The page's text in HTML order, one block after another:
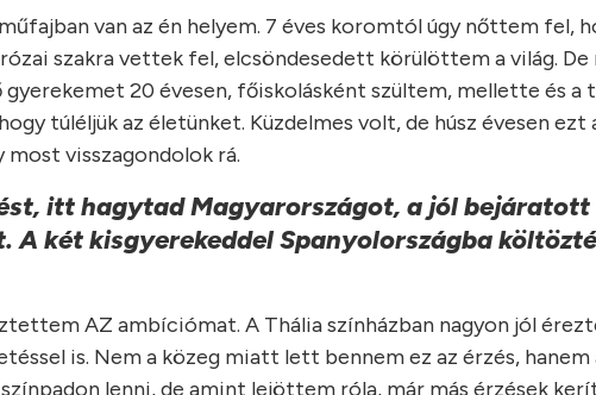
van az én helyem. 7 éves koromtól úgy nőttem fel,
szakra vettek fel, elcsöndesedett körülöttem a világ. De
20 évesen, főiskolásként szültem, mellette és a
túléljük az életünket. Küzdelmes volt, de húsz évesen ezt
visszagondolok rá.
itt hagytad Magyarországot, a jól bejáratott
A két kisgyerekeddel Spanyolországba
AZ ambíciómat. A Thália színházban nagyon jól
is. Nem a közeg miatt lett bennem ez az érzés,
lenni, de amint lejöttem róla, már más érzések